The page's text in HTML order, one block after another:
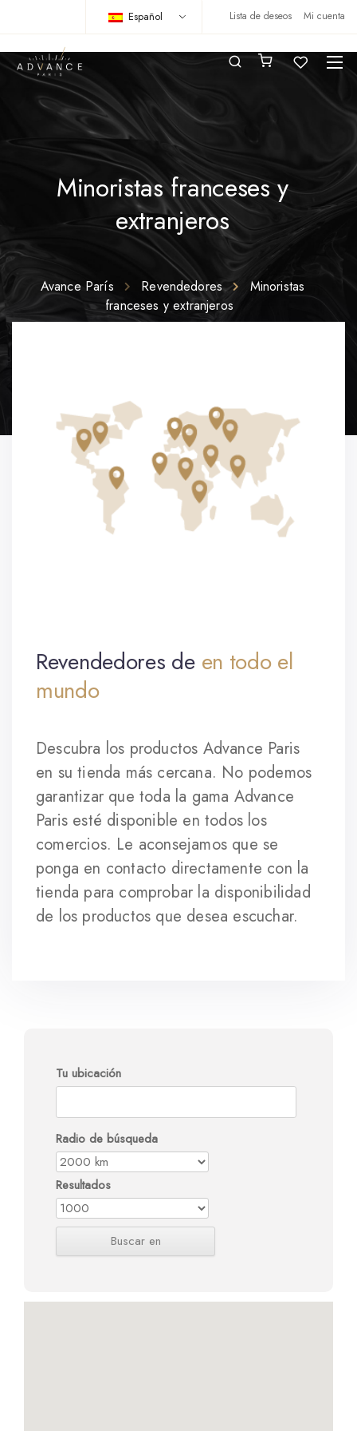
Lista de deseos Mi cuenta
Español
Minoristas franceses y
extranjeros
Avance París Revendedores
Minoristas
franceses y extranjeros
Revendedores de en todo el
mundo
Descubra los productos Advance Paris
en su tienda más cercana. No podemos
garantizar que toda la gama Advance
Paris esté disponible en todos los
comercios. Le aconsejamos que se
ponga en contacto directamente con la
tienda para comprobar la disponibilidad
de los productos que desea escuchar.
Tu ubicación
Radio de búsqueda
Resultados